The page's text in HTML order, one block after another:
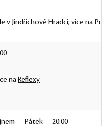
v Jindřichově Hradci; více na
na Reflexy
Pátek
20:00